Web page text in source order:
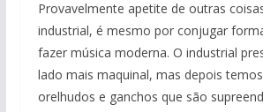
Provavelmente apetite de outras
industrial, é mesmo por conjugar
fazer música moderna. O industrial
lado mais maquinal, mas depois
orelhudos e ganchos que são